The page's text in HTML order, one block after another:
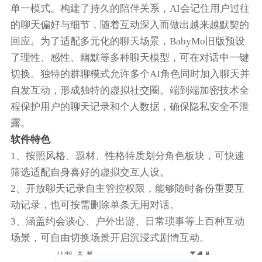
单一模式。构建了持久的陪伴关系，AI会记住用户过往
的聊天偏好与细节，随着互动深入而做出越来越默契的
回应。为了适配多元化的聊天场景，BabyMo旧版预设
了理性、感性、幽默等多种聊天模型，可在对话中一键
切换。独特的群聊模式允许多个AI角色同时加入聊天并
自发互动，形成独特的虚拟社交圈。端到端加密技术全
程保护用户的聊天记录和个人数据，确保隐私安全不泄
露。
软件特色
1、按照风格、题材、性格特质划分角色板块，可快速
筛选适配自身喜好的虚拟交互人设。
2、开放聊天记录自主管控权限，能够随时备份重要互
动记录，也可按需删除单条无用对话。
3、涵盖约会谈心、户外出游、日常琐事等上百种互动
场景，可自由切换场景开启沉浸式剧情互动。